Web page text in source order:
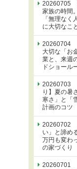
20260705
家族の時間
「無理なく
に大切なこと
20260704
大切な「お
業と、来週
ドショール
20260703
り】夏の暑
寒さ」と「
計画のコツ
20260702
い」と諦め
万円も変わ
の家づくり
20260701